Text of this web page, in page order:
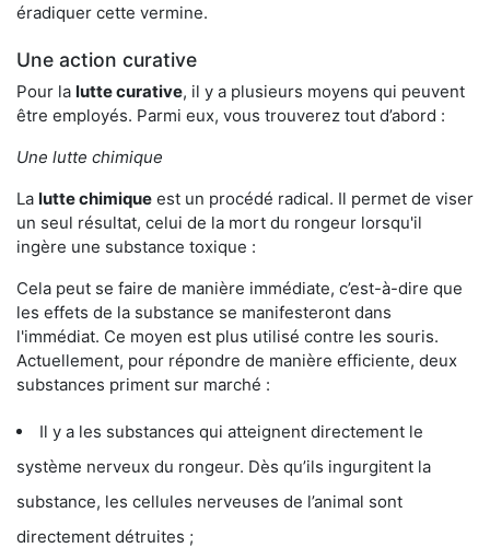
éradiquer cette vermine.
Une action curative
Pour la lutte curative, il y a plusieurs moyens qui peuvent
être employés. Parmi eux, vous trouverez tout d’abord :
Une lutte chimique
La lutte chimique est un procédé radical. Il permet de viser
un seul résultat, celui de la mort du rongeur lorsqu'il
ingère une substance toxique :
Cela peut se faire de manière immédiate, c’est-à-dire que
les effets de la substance se manifesteront dans
l'immédiat. Ce moyen est plus utilisé contre les souris.
Actuellement, pour répondre de manière efficiente, deux
substances priment sur marché :
Il y a les substances qui atteignent directement le
système nerveux du rongeur. Dès qu’ils ingurgitent la
substance, les cellules nerveuses de l’animal sont
directement détruites ;